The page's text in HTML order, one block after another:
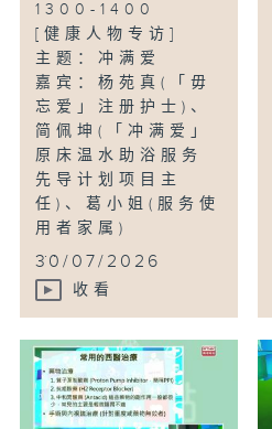
1300-1400
[健康人物专访]
主题：冲满爱
嘉宾：杨苑真(「毋
忘爱」注册护士)、
简佩坤(「冲满爱」
原床温水助浴服务
先导计划项目主
任)、葛小姐(服务使
用者家属)
...
30/07/2026
收看